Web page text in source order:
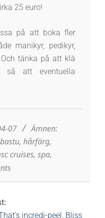
25 euro!
på att boka fler
manikyr, pedikyr,
tänka på att klä
att eventuella
07
Ämnen:
bastu, hårfärg,
cruises, spa,
incredi-peel, Bliss